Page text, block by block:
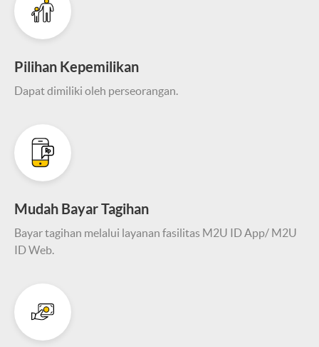
Pilihan Kepemilikan
Dapat dimiliki oleh perseorangan.
Mudah Bayar Tagihan
Bayar tagihan melalui layanan fasilitas M2U ID App/ M2U
ID Web.